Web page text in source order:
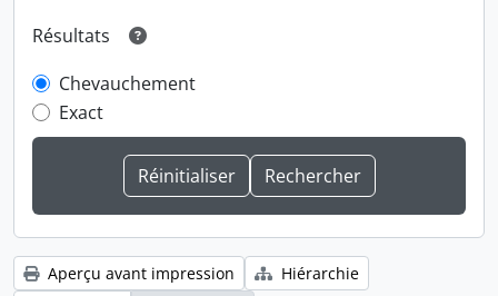
Résultats
Chevauchement
Exact
Aperçu avant impression
Hiérarchie